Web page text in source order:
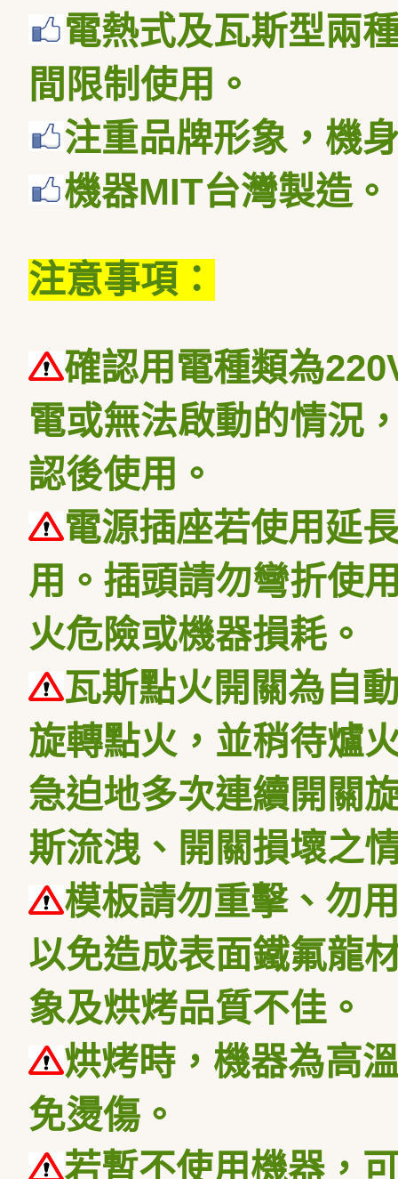
電熱式及瓦斯型兩
間限制使用。
注重品牌形象，機
機器MIT台灣製造。
注意事項：
確認用電種類為
電或無法啟動的情況
認後使用。
電源插座若使用延
用。插頭請勿彎折使
火危險或機器損耗。
瓦斯點火開關為自
旋轉點火，並稍待爐
急迫地多次連續開關
斯流洩、開關損壞之
模板請勿重擊、勿
以免造成表面鐵氟龍
象及烘烤品質不佳。
烘烤時，機器為高
免燙傷。
若暫不使用機器，